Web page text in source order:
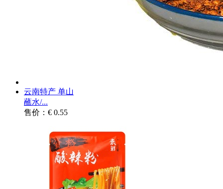
云南特产 单山
蘸水/...
售价：€ 0.55